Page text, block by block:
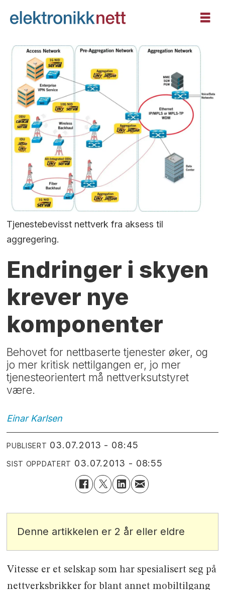
Tjenestebevisst nettverk fra aksess til
aggregering.
Endringer i skyen
krever nye
komponenter
Behovet for nettbaserte tjenester øker, og
jo mer kritisk nettilgangen er, jo mer
tjenesteorientert må nettverksutstyret
være.
Einar Karlsen
PUBLISERT 03.07.2013 - 08:45
SIST OPPDATERT 03.07.2013 - 08:55
Denne artikkelen er 2 år eller eldre
Vitesse er et selskap som har spesialisert seg på
nettverksbrikker for blant annet mobiltilgang